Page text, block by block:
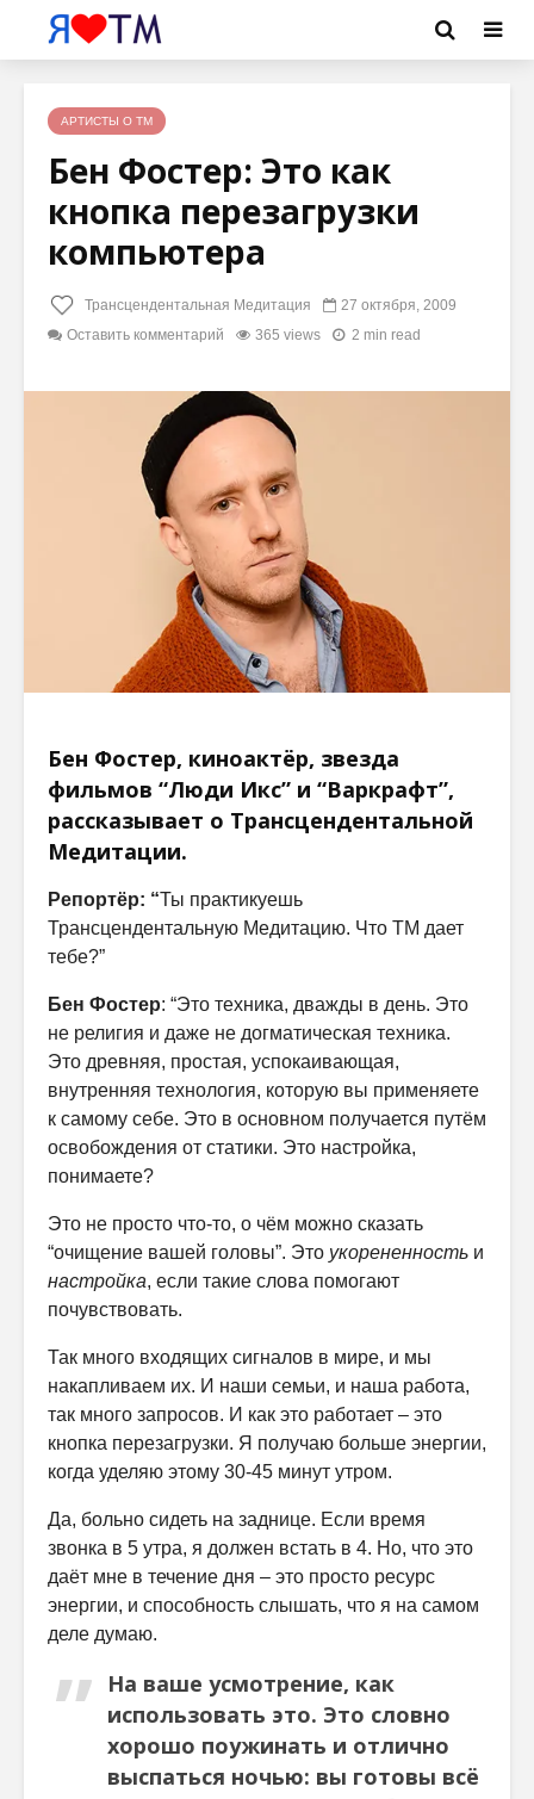
АРТИСТЫ О ТМ
Бен Фостер: Это как
кнопка перезагрузки
компьютера
Трансцендентальная Медитация
27 октября, 2009
Оставить комментарий
365 views 2 min read
Бен Фостер, киноактёр, звезда
фильмов “Люди Икс” и “Варкрафт”,
рассказывает о Трансцендентальной
Медитации.
Репортёр: “Ты практикуешь
Трансцендентальную Медитацию. Что ТМ дает
тебе?”
Бен Фостер: “Это техника, дважды в день. Это
не религия и даже не догматическая техника.
Это древняя, простая, успокаивающая,
внутренняя технология, которую вы применяете
к самому себе. Это в основном получается путём
освобождения от статики. Это настройка,
понимаете?
Это не просто что-то, о чём можно сказать
“очищение вашей головы”. Это укорененность и
настройка, если такие слова помогают
почувствовать.
Так много входящих сигналов в мире, и мы
накапливаем их. И наши семьи, и наша работа,
так много запросов. И как это работает – это
кнопка перезагрузки. Я получаю больше энергии,
когда уделяю этому 30-45 минут утром.
Да, больно сидеть на заднице. Если время
звонка в 5 утра, я должен встать в 4. Но, что это
даёт мне в течение дня – это просто ресурс
энергии, и способность слышать, что я на самом
деле думаю.
На ваше усмотрение, как
использовать это. Это словно
хорошо поужинать и отлично
выспаться ночью: вы готовы всё